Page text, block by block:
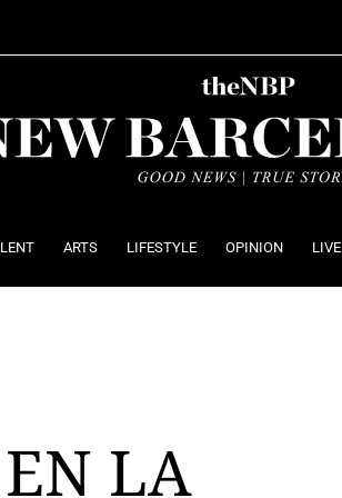
ARTS LIFESTYLE OPINION LIVE
LA